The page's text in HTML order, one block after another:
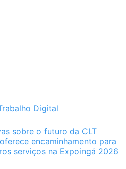
Digital
sobre o futuro da CLT
encaminhamento para
serviços na Expoingá 2026